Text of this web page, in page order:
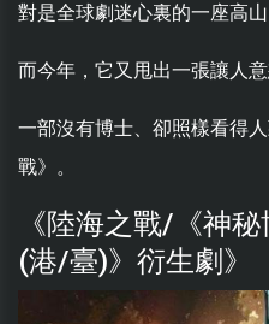
對是全球劇迷心裏的一座高山
而今年，它又甩出一張讓人意
一部沒有博士、卻照樣看得
戰》。
《陸海之戰/《神
(港/臺)》衍生劇》